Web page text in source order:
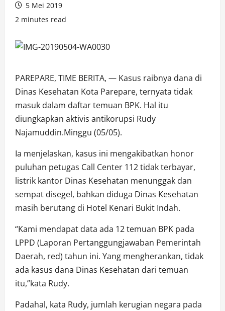
5 Mei 2019
2 minutes read
PAREPARE, TIME BERITA, — Kasus raibnya dana di
Dinas Kesehatan Kota Parepare, ternyata tidak
masuk dalam daftar temuan BPK. Hal itu
diungkapkan aktivis antikorupsi Rudy
Najamuddin.Minggu (05/05).
Ia menjelaskan, kasus ini mengakibatkan honor
puluhan petugas Call Center 112 tidak terbayar,
listrik kantor Dinas Kesehatan menunggak dan
sempat disegel, bahkan diduga Dinas Kesehatan
masih berutang di Hotel Kenari Bukit Indah.
“Kami mendapat data ada 12 temuan BPK pada
LPPD (Laporan Pertanggungjawaban Pemerintah
Daerah, red) tahun ini. Yang mengherankan, tidak
ada kasus dana Dinas Kesehatan dari temuan
itu,”kata Rudy.
Padahal, kata Rudy, jumlah kerugian negara pada